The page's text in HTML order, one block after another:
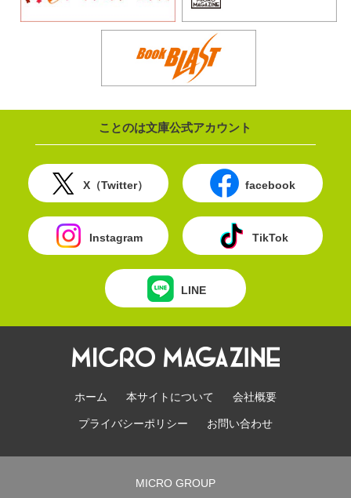
ことのは文庫公式アカウント
X（Twitter） facebook
Instagram TikTok
LINE
ホーム 本サイトについて 会社概要
プライバシーポリシー お問い合わせ
MICRO GROUP